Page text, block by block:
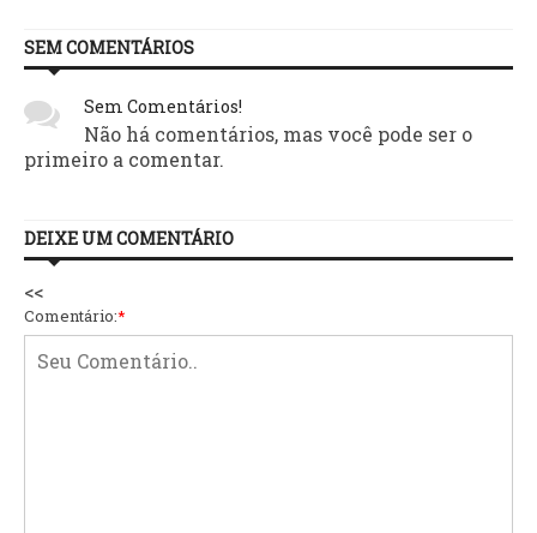
SEM COMENTÁRIOS
Sem Comentários!
Não há comentários, mas você pode ser o
primeiro a comentar.
DEIXE UM COMENTÁRIO
<<
Comentário:*